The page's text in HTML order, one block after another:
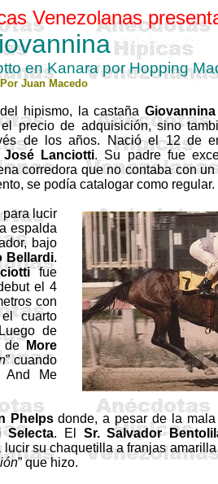
Venezolanas
enKanaraporHopping
Por Juan Macedo
hipismo, la castaña Giovannina
precio de adquisición, sino
de los años. Nació el 12 de
José Lanciotti. Su padre fue
corredora que no contaba con
se podía catalogar como regular.
para lucir
espalda
bajo
Bellardi.
fue
el 4
con
cuarto
de
deMore
” cuando
And Me
Phelpsdonde, a pesar de la mala
Selecta. El Sr. Salvador
su chaquetilla a franjas
” que hizo.